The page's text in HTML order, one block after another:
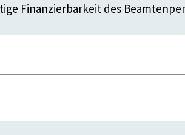
Finanzierbarkeit des